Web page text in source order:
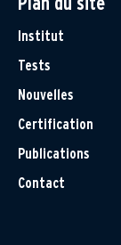
Institut
Tests
Nouvelles
Certification
Publications
Contact